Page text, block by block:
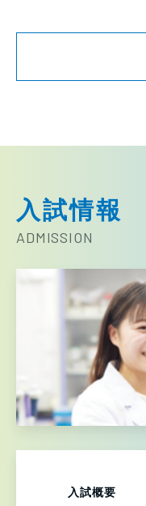
入試情報
ADMISSION
入試概要